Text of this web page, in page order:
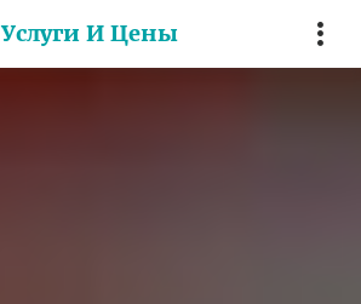
Услуги И Цены